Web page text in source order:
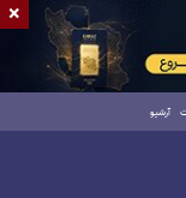
آرشیو
×